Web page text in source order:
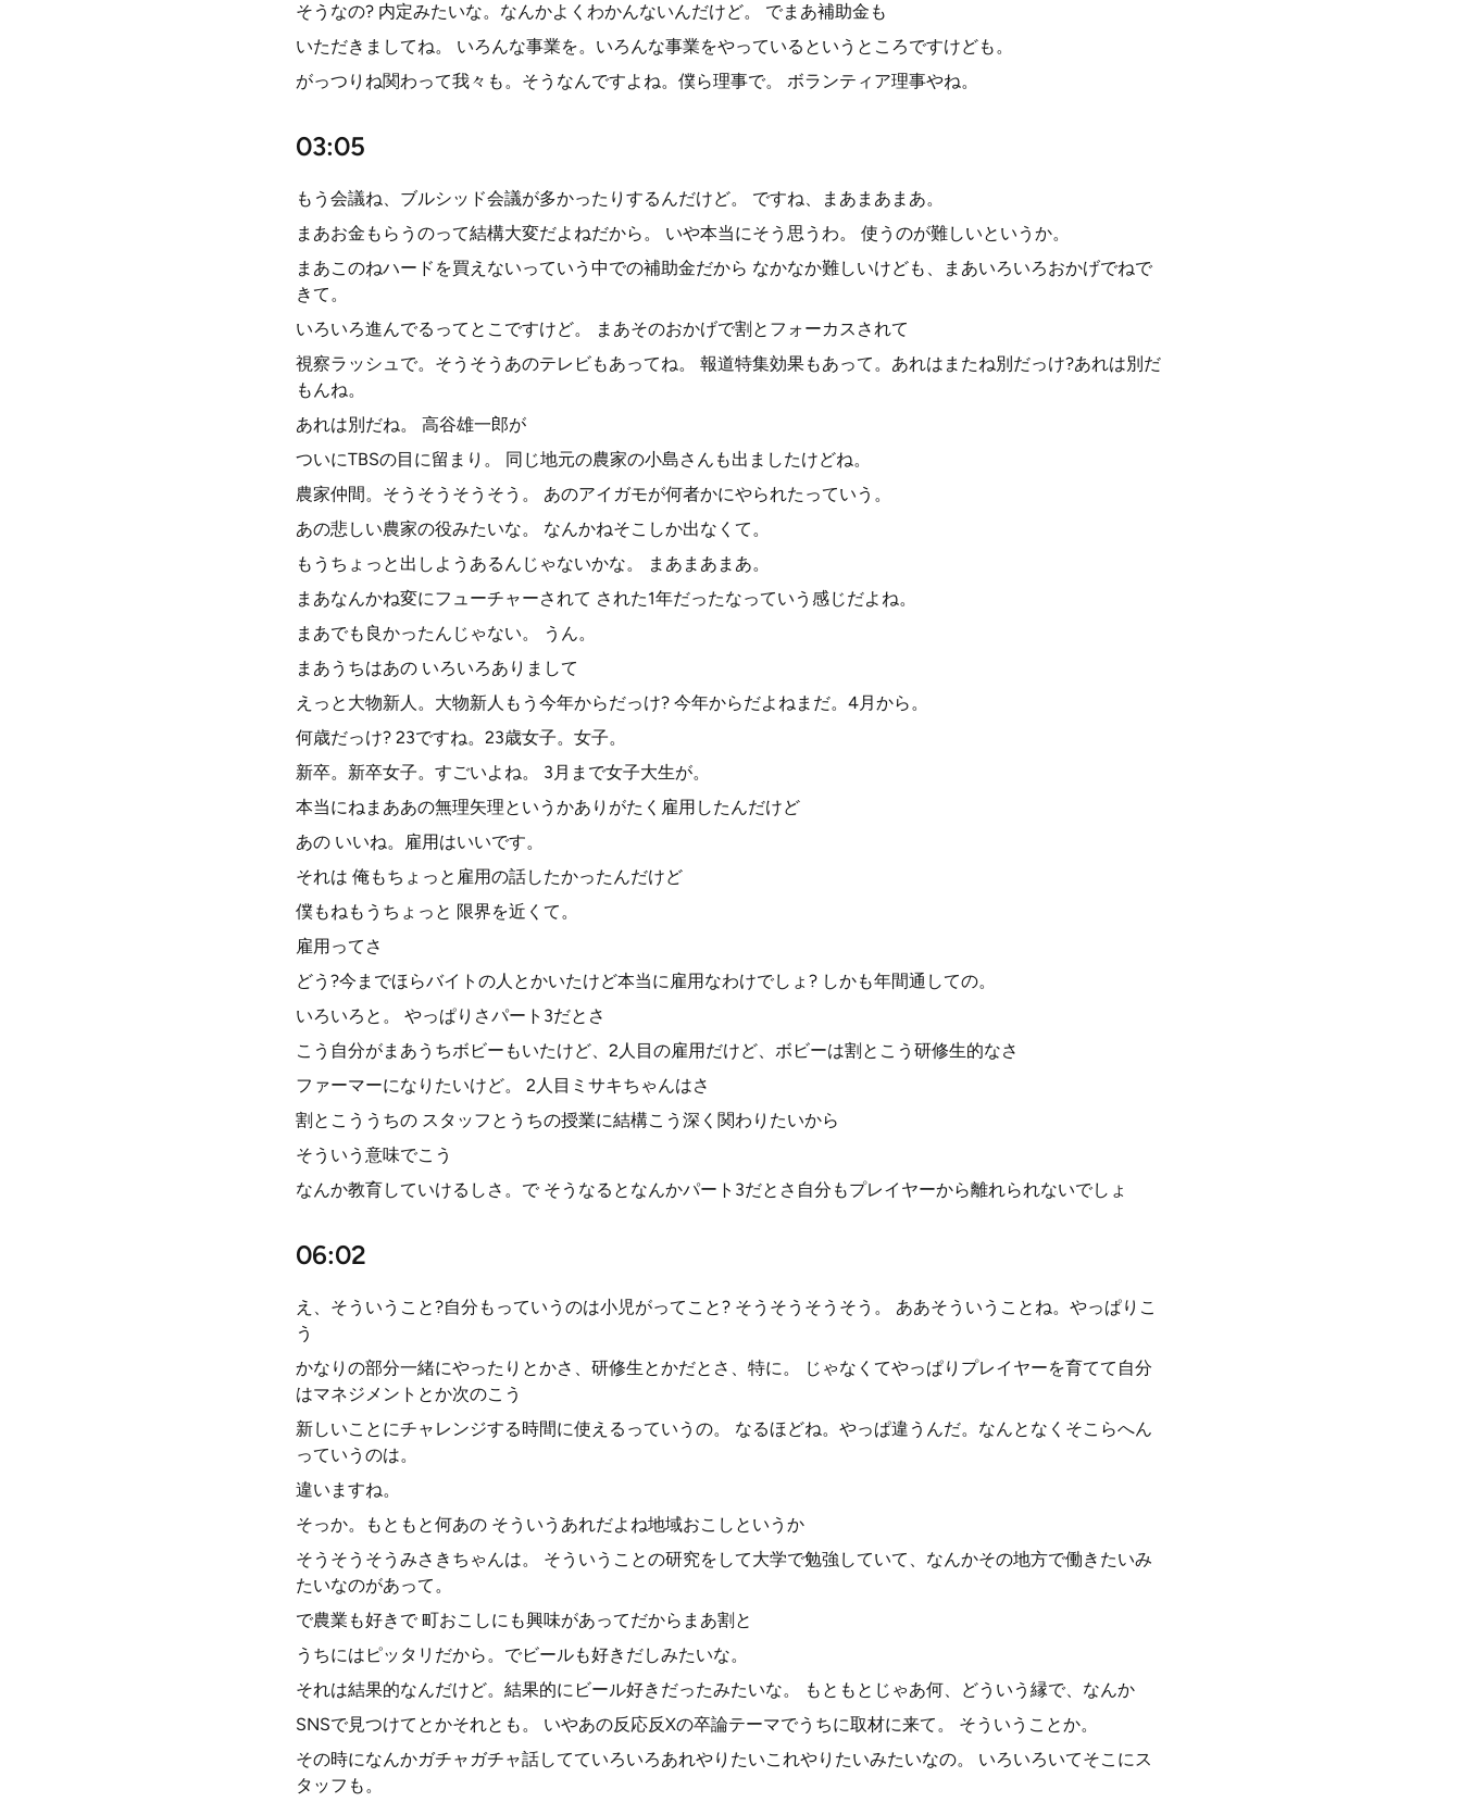
そうなの? 内定みたいな。なんかよくわかんないんだけど。 でまあ補助金も
いただきましてね。 いろんな事業を。いろんな事業をやっているというところですけども。
がっつりね関わって我々も。そうなんですよね。僕ら理事で。 ボランティア理事やね。
03:05
もう会議ね、ブルシッド会議が多かったりするんだけど。 ですね、まあまあまあ。
まあお金もらうのって結構大変だよねだから。 いや本当にそう思うわ。 使うのが難しいというか。
まあこのねハードを買えないっていう中での補助金だから なかなか難しいけども、まあいろいろおかげでねで
きて。
いろいろ進んでるってとこですけど。 まあそのおかげで割とフォーカスされて
視察ラッシュで。そうそうあのテレビもあってね。 報道特集効果もあって。あれはまたね別だっけ?あれは別だ
もんね。
あれは別だね。 高谷雄一郎が
ついにTBSの目に留まり。 同じ地元の農家の小島さんも出ましたけどね。
農家仲間。そうそうそうそう。 あのアイガモが何者かにやられたっていう。
あの悲しい農家の役みたいな。 なんかねそこしか出なくて。
もうちょっと出しようあるんじゃないかな。 まあまあまあ。
まあなんかね変にフューチャーされて された1年だったなっていう感じだよね。
まあでも良かったんじゃない。 うん。
まあうちはあの いろいろありまして
えっと大物新人。大物新人もう今年からだっけ? 今年からだよねまだ。4月から。
何歳だっけ? 23ですね。23歳女子。女子。
新卒。新卒女子。すごいよね。 3月まで女子大生が。
本当にねまああの無理矢理というかありがたく雇用したんだけど
あの いいね。雇用はいいです。
それは 俺もちょっと雇用の話したかったんだけど
僕もねもうちょっと 限界を近くて。
雇用ってさ
どう?今までほらバイトの人とかいたけど本当に雇用なわけでしょ? しかも年間通しての。
いろいろと。 やっぱりさパート3だとさ
こう自分がまあうちボビーもいたけど、2人目の雇用だけど、ボビーは割とこう研修生的なさ
ファーマーになりたいけど。 2人目ミサキちゃんはさ
割とこううちの スタッフとうちの授業に結構こう深く関わりたいから
そういう意味でこう
なんか教育していけるしさ。で そうなるとなんかパート3だとさ自分もプレイヤーから離れられないでしょ
06:02
え、そういうこと?自分もっていうのは小児がってこと? そうそうそうそう。 ああそういうことね。やっぱりこ
う
かなりの部分一緒にやったりとかさ、研修生とかだとさ、特に。 じゃなくてやっぱりプレイヤーを育てて自分
はマネジメントとか次のこう
新しいことにチャレンジする時間に使えるっていうの。 なるほどね。やっぱ違うんだ。なんとなくそこらへん
っていうのは。
違いますね。
そっか。もともと何あの そういうあれだよね地域おこしというか
そうそうそうみさきちゃんは。 そういうことの研究をして大学で勉強していて、なんかその地方で働きたいみ
たいなのがあって。
で農業も好きで 町おこしにも興味があってだからまあ割と
うちにはピッタリだから。でビールも好きだしみたいな。
それは結果的なんだけど。結果的にビール好きだったみたいな。 もともとじゃあ何、どういう縁で、なんか
SNSで見つけてとかそれとも。 いやあの反応反Xの卒論テーマでうちに取材に来て。 そういうことか。
その時になんかガチャガチャ話してていろいろあれやりたいこれやりたいみたいなの。 いろいろいてそこにス
タッフも。